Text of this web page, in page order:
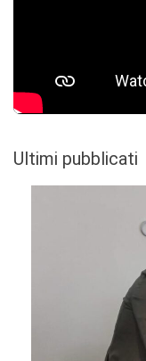
Ultimi pubblicati